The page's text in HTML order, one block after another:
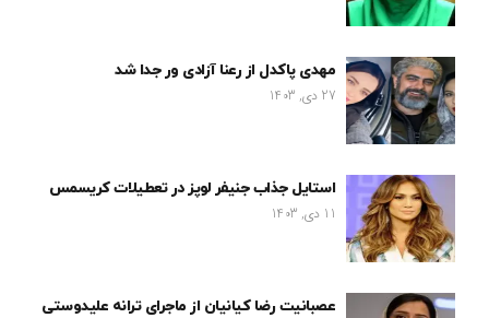
مهدی پاکدل از رعنا آزادی ور جدا شد
27 دی, 1403
استایل جذاب جنیفر لوپز در تعطیلات کریسمس
11 دی, 1403
عصبانیت رضا کیانیان از ماجرای ترانه علیدوستی